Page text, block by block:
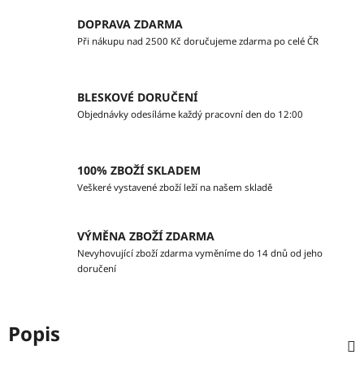
DOPRAVA ZDARMA
Při nákupu nad 2500 Kč doručujeme zdarma po celé ČR
BLESKOVÉ DORUČENÍ
Objednávky odesíláme každý pracovní den do 12:00
100% ZBOŽÍ SKLADEM
Veškeré vystavené zboží leží na našem skladě
VÝMĚNA ZBOŽÍ ZDARMA
Nevyhovující zboží zdarma vyměníme do 14 dnů od jeho
doručení
Popis